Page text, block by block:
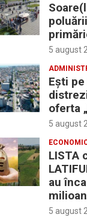
5 august
Eşti
oferta
5 august
LISTA
au
5 august